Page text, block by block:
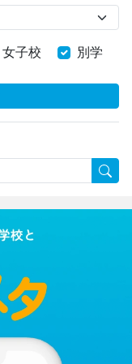
女子校 別学